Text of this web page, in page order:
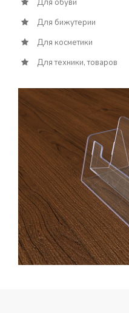
Для обуви
Для бижутерии
Для косметики
Для техники, товаров